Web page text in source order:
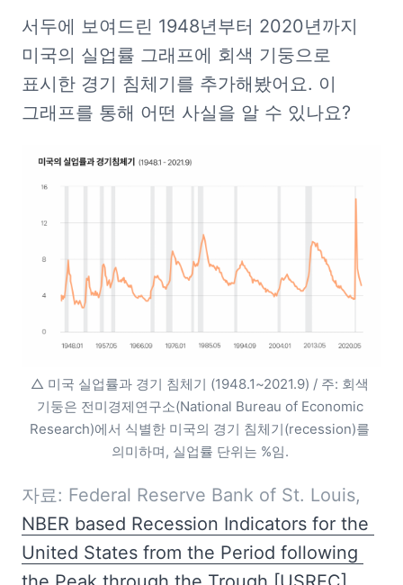
서두에 보여드린 1948년부터 2020년까지
미국의 실업률 그래프에 회색 기둥으로
표시한 경기 침체기를 추가해봤어요. 이
그래프를 통해 어떤 사실을 알 수 있나요?
△ 미국 실업률과 경기 침체기 (1948.1~2021.9) / 주: 회색
기둥은 전미경제연구소(National Bureau of Economic
Research)에서 식별한 미국의 경기 침체기(recession)를
의미하며, 실업률 단위는 %임.
NBER based Recession Indicators for the
United States from the Period following